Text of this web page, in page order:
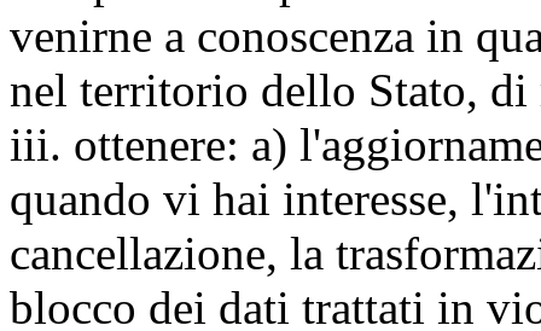
venirne a conoscenza in
nel territorio dello Stato,
iii. ottenere: a)
quando vi hai interesse,
cancellazione, la
blocco dei dati trattati in